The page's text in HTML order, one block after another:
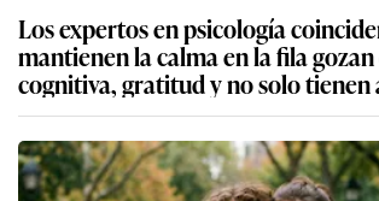
Los expertos en psicología
mantienen la calma en la fila
cognitiva, gratitud y no solo